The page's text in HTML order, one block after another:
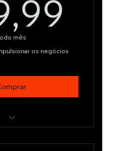
mês
os negócios